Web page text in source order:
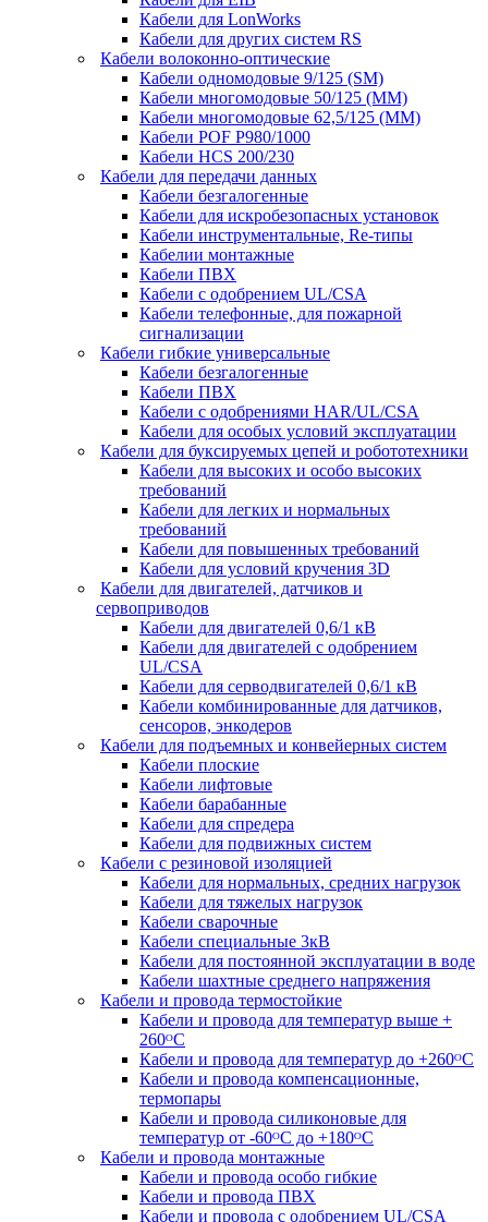
Кабели для LonWorks
Кабели для других систем RS
Кабели волоконно-оптические
Кабели одномодовые 9/125 (SM)
Кабели многомодовые 50/125 (ММ)
Кабели многомодовые 62,5/125 (ММ)
Кабели POF P980/1000
Кабели HCS 200/230
Кабели для передачи данных
Кабели безгалогенные
Кабели для искробезопасных установок
Кабели инструментальные, Re-типы
Кабелии монтажные
Кабели ПВХ
Кабели с одобрением UL/CSA
Кабели телефонные, для пожарной
сигнализации
Кабели гибкие универсальные
Кабели безгалогенные
Кабели ПВХ
Кабели с одобрениями HAR/UL/CSA
Кабели для особых условий эксплуатации
Кабели для буксируемых цепей и робототехники
Кабели для высоких и особо высоких
требований
Кабели для легких и нормальных
требований
Кабели для повышенных требований
Кабели для условий кручения 3D
Кабели для двигателей, датчиков и
сервоприводов
Кабели для двигателей 0,6/1 кВ
Кабели для двигателей с одобрением
UL/CSA
Кабели для серводвигателей 0,6/1 кВ
Кабели комбинированные для датчиков,
cенсоров, энкодеров
Кабели для подъемных и конвейерных систем
Кабели плоские
Кабели лифтовые
Кабели барабанные
Кабели для спредера
Кабели для подвижных систем
Кабели с резиновой изоляцией
Кабели для нормальных, средних нагрузок
Кабели для тяжелых нагрузок
Кабели сварочные
Кабели специальные 3кВ
Кабели для постоянной эксплуатации в воде
Кабели шахтные среднего напряжения
Кабели и провода термостойкие
Кабели и провода для температур выше +
260ᴼС
Кабели и провода для температур до +260ᴼС
Кабели и провода компенсационные,
термопары
Кабели и провода силиконовые для
температур от -60ᴼC до +180ᴼС
Кабели и провода монтажные
Кабели и провода особо гибкие
Кабели и провода ПВХ
Кабели и провода с одобрением UL/CSA